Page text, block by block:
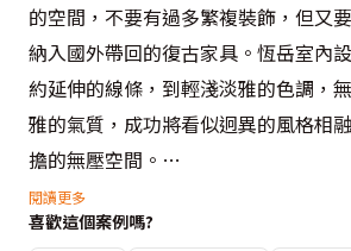
的空間，不要有過多繁複裝飾，但又
納入國外帶回的復古家具。恆岳室內
約延伸的線條，到輕淺淡雅的色調，
雅的氣質，成功將看似迥異的風格相
擔的無壓空間。
室內交織出線條力與美，線板跳脫秩序
閱讀更多
喜歡這個案例嗎?